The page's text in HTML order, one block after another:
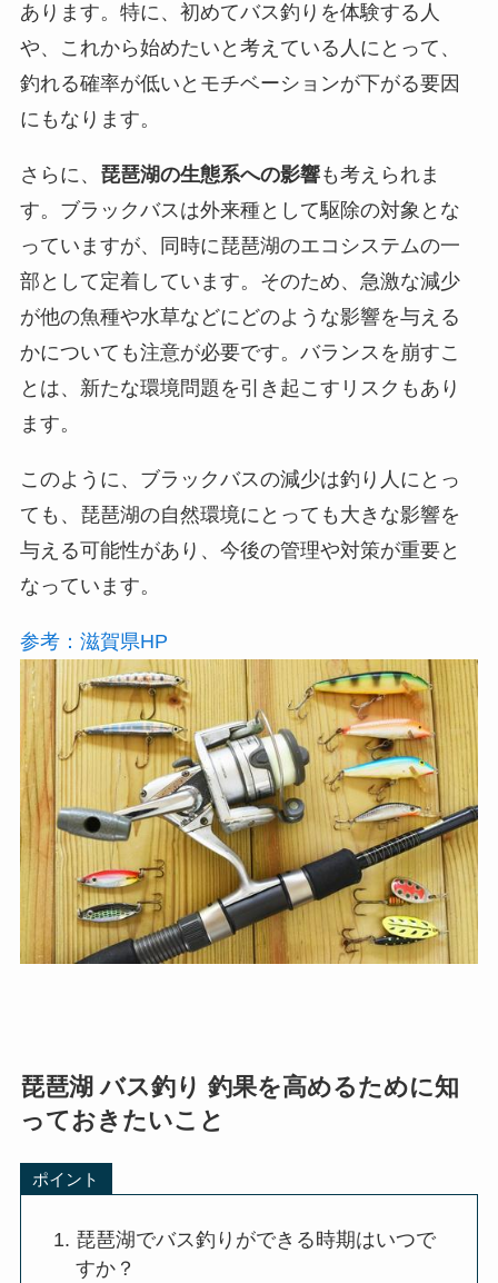
あります。特に、初めてバス釣りを体験する人
や、これから始めたいと考えている人にとって、
釣れる確率が低いとモチベーションが下がる要因
にもなります。
さらに、 琵琶湖の生態系への影響も考えられま
す。ブラックバスは外来種として駆除の対象とな
っていますが、同時に琵琶湖のエコシステムの一
部として定着しています。そのため、急激な減少
が他の魚種や水草などにどのような影響を与える
かについても注意が必要です。バランスを崩すこ
とは、新たな環境問題を引き起こすリスクもあり
ます。
このように、ブラックバスの減少は釣り人にとっ
ても、琵琶湖の自然環境にとっても大きな影響を
与える可能性があり、今後の管理や対策が重要と
なっています。
参考：滋賀県HP
琵琶湖 バス釣り 釣果を高めるために知
っておきたいこと
ポイント
琵琶湖でバス釣りができる時期はいつで
すか？